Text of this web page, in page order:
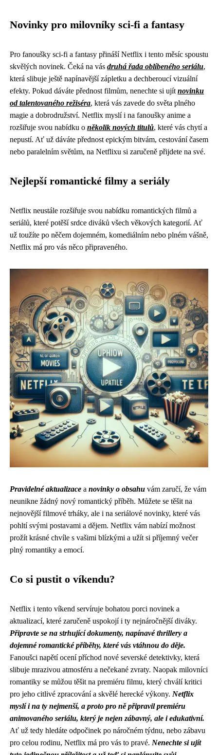
Novinky pro milovníky sci-fi a fantasy
Pro fanoušky sci-fi a fantasy přináší Netflix i tento měsíc spoustu
skvělých novinek. Čeká na vás druhá řada oblíbeného seriálu,
která slibuje ještě napínavější zápletku a dechberoucí vizuální
efekty. Pokud dáváte přednost filmům, nenechte si ujít novinku
od talentovaného režiséra, která vás zavede do světa plného
magie a dobrodružství. Netflix myslí i na fanoušky anime a
rozšiřuje svou nabídku o několik nových titulů, které vás chytí a
nepustí. Ať už dáváte přednost epickým bitvám, cestování časem
nebo paralelním světům, na Netflixu si zaručeně přijdete na své.
Nejlepší romantické filmy a seriály
Netflix neustále rozšiřuje svou nabídku romantických filmů a
seriálů, které potěší srdce diváků všech věkových kategorií. Ať
už toužíte po něčem dojemném, komediálním nebo plném vášně,
Netflix má pro vás něco připraveného.
Pravidelné aktualizace a novinky o obsahu vám zaručí, že vám
neunikne žádný nový romantický příběh. Můžete se těšit na
nejnovější filmové trháky, ale i na seriálové novinky, které vás
pohltí svými postavami a dějem. Netflix vám nabízí možnost
prožít krásné chvíle s vašimi blízkými a užít si příjemný večer
plný romantiky a emocí.
Co si pustit o víkendu?
Netflix i tento víkend servíruje bohatou porci novinek a
aktualizací, které zaručeně uspokojí i ty nejnáročnější diváky.
Připravte se na strhující dokumenty, napínavé thrillery a
dojemné romantické příběhy, které vás vtáhnou do děje.
Fanoušci napětí ocení příchod nové severské detektivky, která
slibuje mrazivou atmosféru a nečekané zvraty. Naopak milovníci
romantiky se můžou těšit na premiéru filmu, který chválí kritici
pro jeho citlivé zpracování a skvělé herecké výkony. Netflix
myslí i na ty nejmenší, a proto pro ně připravil premiéru
animovaného seriálu, který je nejen zábavný, ale i edukativní.
Ať už tedy hledáte odpočinek po náročném týdnu, nebo zábavu
pro celou rodinu, Netflix má pro vás to pravé. Nenechte si ujít